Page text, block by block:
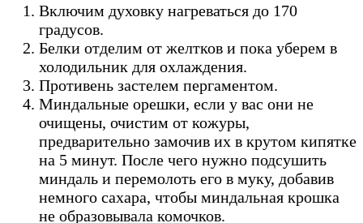
Включим духовку нагреваться до 170
градусов.
Белки отделим от желтков и пока уберем в
холодильник для охлаждения.
Противень застелем пергаментом.
Миндальные орешки, если у вас они не
очищены, очистим от кожуры,
предварительно замочив их в крутом кипятке
на 5 минут. После чего нужно подсушить
миндаль и перемолоть его в муку, добавив
немного сахара, чтобы миндальная крошка
не образовывала комочков.